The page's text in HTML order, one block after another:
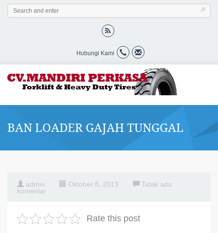
Hubungi Kami
BAN LOADER GAJAH TUNGGAL
admin Oktober 8, 2013
Tidak ada
komentar
Rate this post